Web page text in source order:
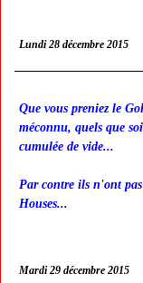
Lundi 28 décembre 2015
Que vous preniez le
méconnu, quels que
cumulée de vide...
Par contre ils n'ont
Houses...
Mardi 29 décembre 2015